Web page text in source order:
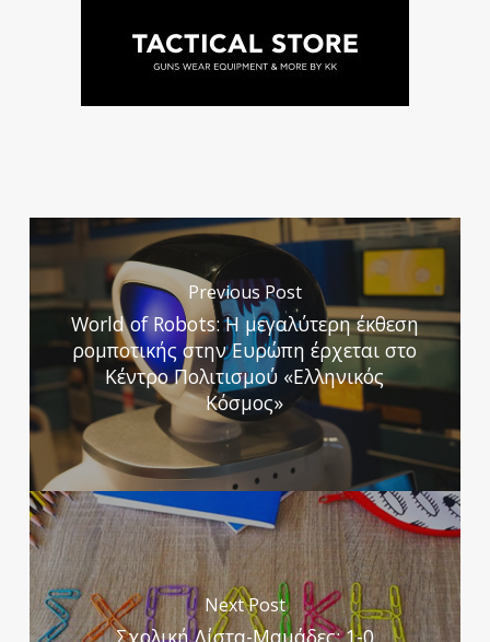
Previous Post
World of Robots: Η μεγαλύτερη έκθεση
ρομποτικής στην Ευρώπη έρχεται στο
Κέντρο Πολιτισμού «Ελληνικός
Κόσμος»
Next Post
Σχολική Λίστα-Μαμάδες: 1-0